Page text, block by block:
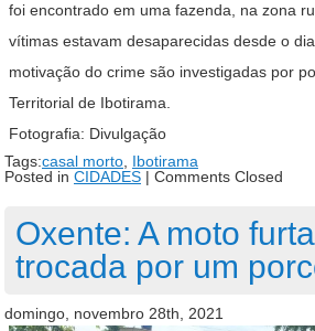
foi encontrado em uma fazenda, na zona
vítimas estavam desaparecidas desde o
motivação do crime são investigadas por
Territorial de Ibotirama.
Fotografia: Divulgação
Tags:casal morto Ibotirama
Posted in CIDADES | Comments Closed
Oxente: A moto
trocada por um
domingo, novembro 28th, 2021